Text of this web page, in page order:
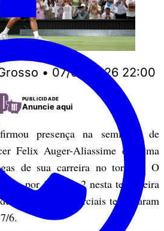
• 07/07/2026 22:00
PUBLICIDADE
Anuncie aqui
presença na semifinal de
Felix Auger-Aliassime em uma
de sua carreira no torneio. O
por 3 sets a 2 nesta terça-feira
5h15. As parciais terminaram
6.